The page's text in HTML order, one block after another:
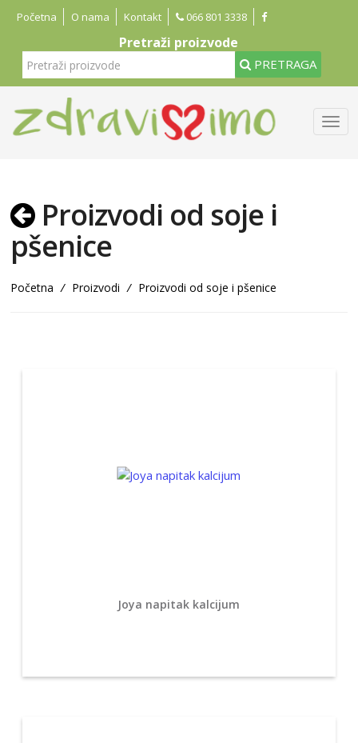
Početna O nama Kontakt 066 801 3338
Pretraži proizvode
PRETRAGA
Proizvodi od soje i
pšenice
Početna / Proizvodi / Proizvodi od soje i pšenice
Joya napitak kalcijum